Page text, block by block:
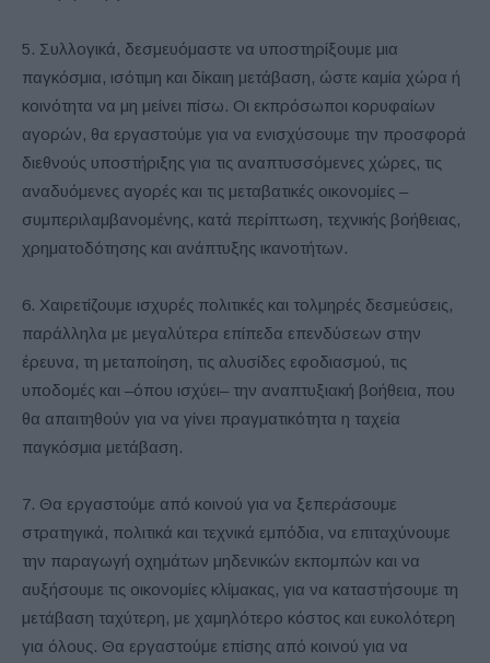
5. Συλλογικά, δεσμευόμαστε να υποστηρίξουμε μια
παγκόσμια, ισότιμη και δίκαιη μετάβαση, ώστε καμία χώρα ή
κοινότητα να μη μείνει πίσω. Οι εκπρόσωποι κορυφαίων
αγορών, θα εργαστούμε για να ενισχύσουμε την προσφορά
διεθνούς υποστήριξης για τις αναπτυσσόμενες χώρες, τις
αναδυόμενες αγορές και τις μεταβατικές οικονομίες –
συμπεριλαμβανομένης, κατά περίπτωση, τεχνικής βοήθειας,
χρηματοδότησης και ανάπτυξης ικανοτήτων.
6. Χαιρετίζουμε ισχυρές πολιτικές και τολμηρές δεσμεύσεις,
παράλληλα με μεγαλύτερα επίπεδα επενδύσεων στην
έρευνα, τη μεταποίηση, τις αλυσίδες εφοδιασμού, τις
υποδομές και –όπου ισχύει– την αναπτυξιακή βοήθεια, που
θα απαιτηθούν για να γίνει πραγματικότητα η ταχεία
παγκόσμια μετάβαση.
7. Θα εργαστούμε από κοινού για να ξεπεράσουμε
στρατηγικά, πολιτικά και τεχνικά εμπόδια, να επιταχύνουμε
την παραγωγή οχημάτων μηδενικών εκπομπών και να
αυξήσουμε τις οικονομίες κλίμακας, για να καταστήσουμε τη
μετάβαση ταχύτερη, με χαμηλότερο κόστος και ευκολότερη
για όλους. Θα εργαστούμε επίσης από κοινού για να